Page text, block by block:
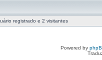
registrado e 2 visitantes
Powered by